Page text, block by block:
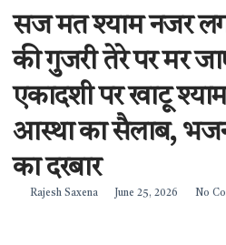
सज मत श्याम नजर लग
की गुजरी तेरे पर मर
एकादशी पर खाटू
आस्था का सैलाब,
का दरबार
Rajesh Saxena June 25, 2026 No